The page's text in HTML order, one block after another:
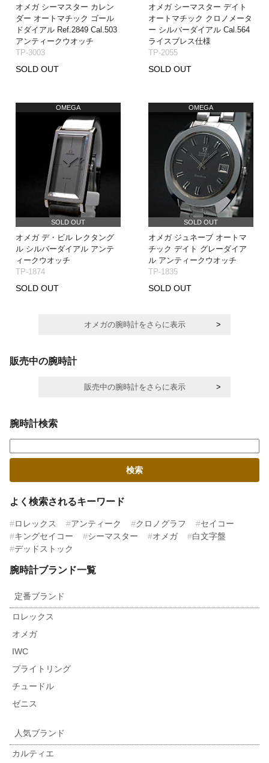
オメガ シーマスター カレン
ダー オートマチック ゴール
ドダイアル Ref.2849 Cal.503
アンティークウオッチ
TP-3003
SOLD OUT
オメガ シーマスター デイト
オートマチック クロノメータ
ー シルバーダイアル Cal.564
ライスブレス仕様
TP-2055
SOLD OUT
OMEGA
SOLD OUT
オメガ デ・ビル レクタング
ル シルバーダイアル アンテ
ィークウオッチ
TP-1874
SOLD OUT
OMEGA
SOLD OUT
オメガ ジュネーブ オートマ
チック デイト グレーダイア
ル アンティークウオッチ
TP-1835
SOLD OUT
オメガの腕時計をさらに表示
販売中の腕時計
販売中の腕時計をさらに表示
腕時計検索
よく検索されるキーワード
ロレックス アンティーク クロノグラフ
セイコー
キングセイコー
シーマスター オメガ
白文字盤
デッドストック
腕時計ブランド一覧
定番ブランド
ロレックス
オメガ
IWC
ブライトリング
チュードル
ゼニス
人気ブランド
カルティエ